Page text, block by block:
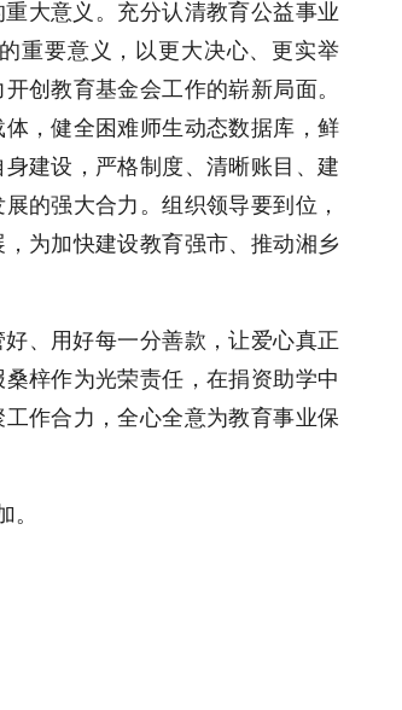
大意义。充分认清教育公益事业
重要意义，以更大决心、更实举
创教育基金会工作的崭新局面。
，健全困难师生动态数据库，鲜
建设，严格制度、清晰账目、建
的强大合力。组织领导要到位，
为加快建设教育强市、推动湘乡
、用好每一分善款，让爱心真正
梓作为光荣责任，在捐资助学中
作合力，全心全意为教育事业保